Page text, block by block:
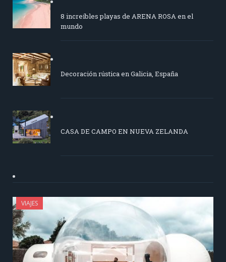
8 increíbles playas de ARENA ROSA en el
mundo
Decoración rústica en Galicia, España
CASA DE CAMPO EN NUEVA ZELANDA
VIAJES